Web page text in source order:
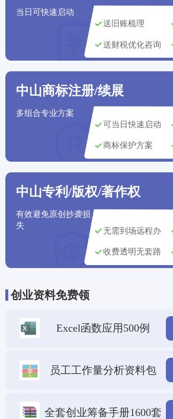
155****9619 刚刚获取了
157****3780 刚刚获取了
杭州市用户 132****8557 刚刚获取了
155****2001
宁波市用户 162****6862 刚刚获取了
郑州市用户 134****9394 刚刚获取了
当日可快速启动
送旧账梳理
送财税优化咨询
中山商标注册/续展
多组合专业方案
可当日快速启动
商标保护方案
中山专利/版权/著作权
有效避免原创抄袭损
失
无需到场远程办
收费透明无套路
创业资料免费领
Excel函数应用500例
员工工作量分析资料包
全套创业筹备手册1600套